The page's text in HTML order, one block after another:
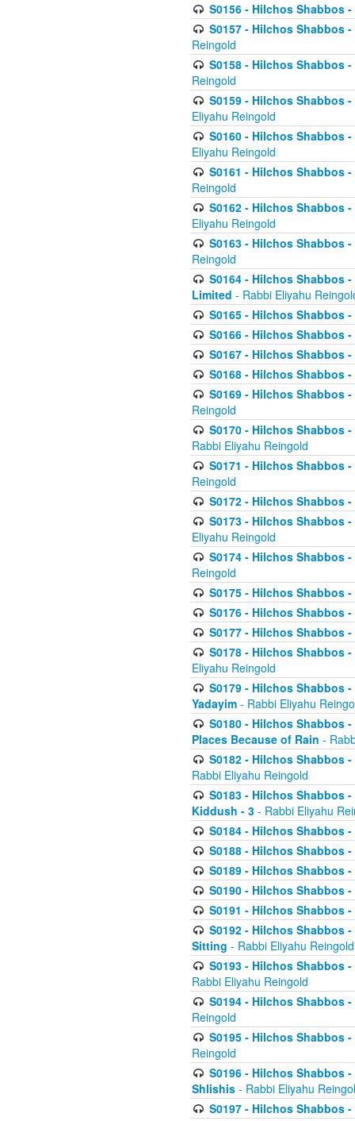
S0156 - Hilchos Shabbos
S0157 - Hilchos Shabbos
Reingold
S0158 - Hilchos Shabbos
Reingold
S0159 - Hilchos Shabbos
Eliyahu Reingold
S0160 - Hilchos Shabbos
Eliyahu Reingold
S0161 - Hilchos Shabbos
Reingold
S0162 - Hilchos Shabbos
Eliyahu Reingold
S0163 - Hilchos Shabbos
Reingold
S0164 - Hilchos Shabbos
Limited - Rabbi Eliyahu
S0165 - Hilchos Shabbos
S0166 - Hilchos Shabbos
S0167 - Hilchos Shabbos
S0168 - Hilchos Shabbos
S0169 - Hilchos Shabbos
Reingold
S0170 - Hilchos Shabbos
Rabbi Eliyahu Reingold
S0171 - Hilchos Shabbos
Reingold
S0172 - Hilchos Shabbos
S0173 - Hilchos Shabbos
Eliyahu Reingold
S0174 - Hilchos Shabbos
Reingold
S0175 - Hilchos Shabbos
S0176 - Hilchos Shabbos
S0177 - Hilchos Shabbos
S0178 - Hilchos Shabbos
Eliyahu Reingold
S0179 - Hilchos Shabbos
Yadayim - Rabbi Eliyahu
S0180 - Hilchos Shabbos
Places Because of Rain -
S0182 - Hilchos Shabbos
Rabbi Eliyahu Reingold
S0183 - Hilchos Shabbos
Kiddush - 3 - Rabbi Eliyahu
S0184 - Hilchos Shabbos
S0188 - Hilchos Shabbos
S0189 - Hilchos Shabbos
S0190 - Hilchos Shabbos
S0191 - Hilchos Shabbos
S0192 - Hilchos Shabbos
Sitting - Rabbi Eliyahu Reingold
S0193 - Hilchos Shabbos
Rabbi Eliyahu Reingold
S0194 - Hilchos Shabbos
Reingold
S0195 - Hilchos Shabbos
Reingold
S0196 - Hilchos Shabbos
Shlishis - Rabbi Eliyahu
S0197 - Hilchos Shabbos